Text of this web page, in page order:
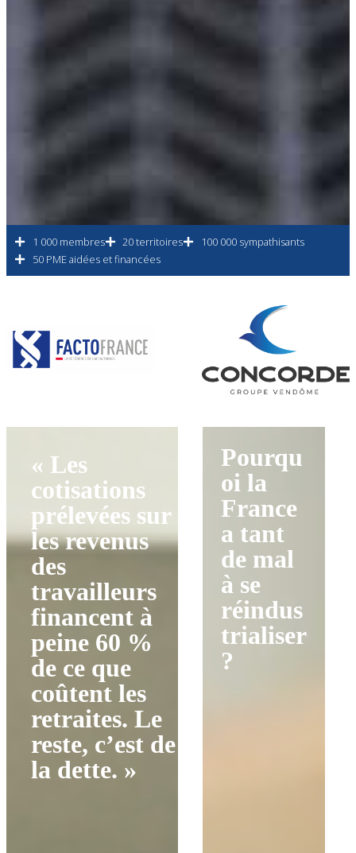
1 000 membres 20 territoires
100 000 sympathisants
50 PME aidées et financées
« Les
cotisations
prélevées sur
les revenus
des
travailleurs
financent à
peine 60 %
de ce que
coûtent les
retraites. Le
reste, c’est de
la dette. »
Pourqu
oi la
France
a tant
de mal
à se
réindus
trialiser
?